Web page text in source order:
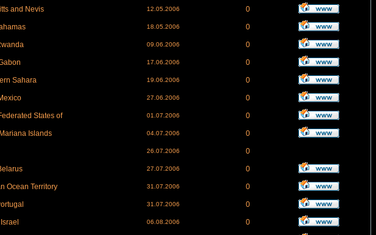
and Nevis 12.05.2006 0
18.05.2006 0
09.06.2006 0
17.06.2006 0
Sahara 19.06.2006 0
27.06.2006 0
States of 01.07.2006 0
Islands 04.07.2006 0
26.07.2006 0
27.07.2006 0
Ocean Territory 31.07.2006 0
31.07.2006 0
Israel 06.08.2006 0